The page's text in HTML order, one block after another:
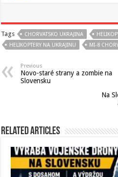
Tags CHORVATSKO UKRAJINA
HELIKOPTERY NA UKRAJINU
MI-8
Previous
Novo-staré strany a zombie na
Slovensku
Na
Related Articles